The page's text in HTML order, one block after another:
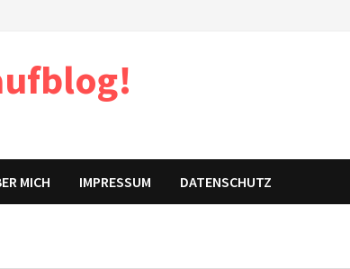
MICH IMPRESSUM DATENSCHUTZ